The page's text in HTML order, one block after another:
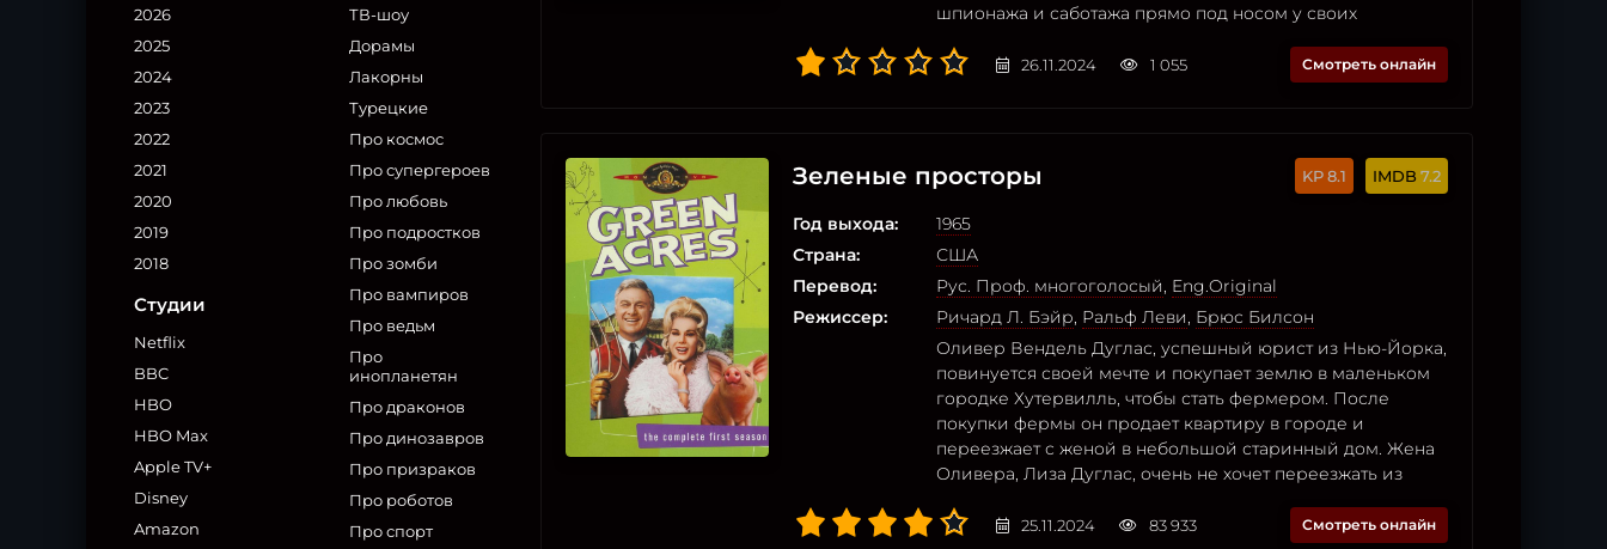
2026
2025
2024
2023
2022
2021
2020
2019
2018
Студии
Netflix
BBC
HBO
HBO Max
Apple TV+
Disney
Amazon
ТВ-шоу
Дорамы
Лакорны
Турецкие
Про космос
Про супергероев
Про любовь
Про подростков
Про зомби
Про вампиров
Про ведьм
Про
инопланетян
Про драконов
Про динозавров
Про призраков
Про роботов
Про спорт
шпионажа и саботажа прямо под носом у своих
26.11.2024 1 055 Смотреть онлайн
Зеленые просторы 8.1 7.2
Год выхода:
1965
Страна:
США
Перевод:
Рус. Проф. многоголосый, Eng.Original
Режиссер:
Ричард Л. Бэйр, Ральф Леви, Брюс Билсон
Оливер Вендель Дуглас, успешный юрист из Нью-Йорка,
повинуется своей мечте и покупает землю в маленьком
городке Хутервилль, чтобы стать фермером. После
покупки фермы он продает квартиру в городе и
переезжает с женой в небольшой старинный дом. Жена
Оливера, Лиза Дуглас, очень не хочет переезжать из
25.11.2024 83 933 Смотреть онлайн